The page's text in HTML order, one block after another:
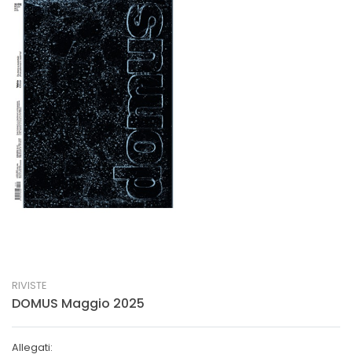
RIVISTE
DOMUS Maggio 2025
Allegati: